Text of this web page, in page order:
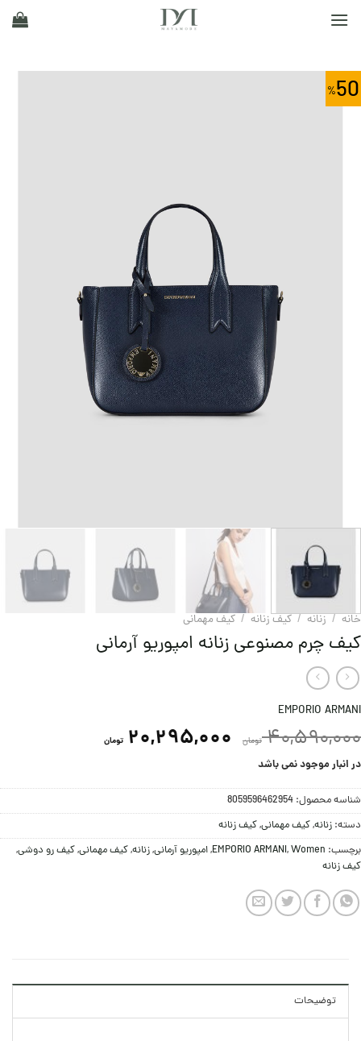
50
خانه / زنانه / کیف زنانه / کيف مهمانی
کیف چرم مصنوعی زنانه امپوریو آرمانی
EMPORIO ARMANI
40,590,000 تومان 20,295,000 تومان
در انبار موجود نمی باشد
شناسه محصول: 8059596462954
دسته: زنانه,کيف مهمانی,کیف زنانه
برچسب:
EMPORIO ARMANI,Women
,امپوریو آرمانی,زنانه,کيف مهمانی,کیف رو دوشی,
کیف زنانه
توضیحات